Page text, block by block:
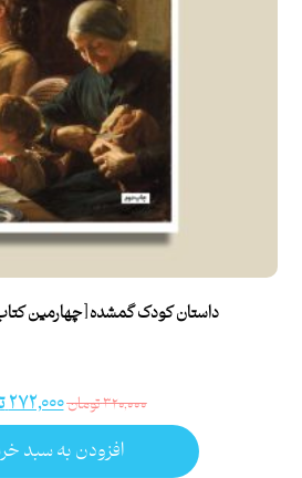
داستان کودک گمشده [چهارمین کتاب
۳۲۰,۰۰۰تومان۲۷۲,۰۰۰
افزودن به سبد